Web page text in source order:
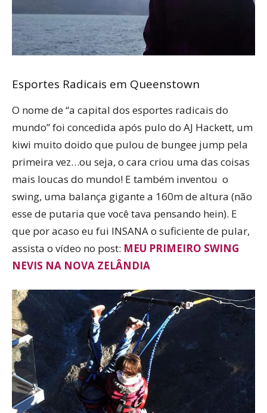
Esportes Radicais em Queenstown
O nome de “a capital dos esportes radicais do
mundo” foi concedida após pulo do AJ Hackett, um
kiwi muito doido que pulou de bungee jump pela
primeira vez…ou seja, o cara criou uma das coisas
mais loucas do mundo! E também inventou o
swing, uma balança gigante a 160m de altura (não
esse de putaria que você tava pensando hein). E
que por acaso eu fui INSANA o suficiente de pular,
assista o vídeo no post: MEU PRIMEIRO SWING
NEVIS NA NOVA ZELÂNDIA